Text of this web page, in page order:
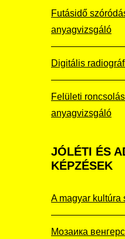
Futásidő
anyagvizsgáló
Digitális
Felületi
anyagvizsgáló
JÓLÉTI ÉS
KÉPZÉSEK
A magyar kultúra
Мозаика